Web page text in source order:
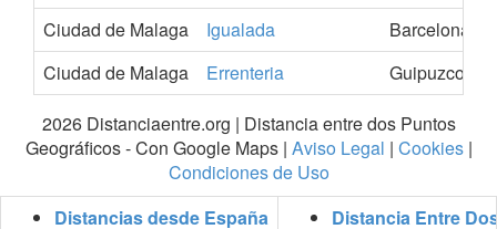
Ciudad de Malaga
Igualada
Barcelona
Ciudad de Malaga
Errenteria
Guipuzcoa
2026 Distanciaentre.org | Distancia entre dos Puntos
Geográficos - Con Google Maps | Aviso Legal | Cookies|
Condiciones de Uso
Distancias desde España
Distancia Entre